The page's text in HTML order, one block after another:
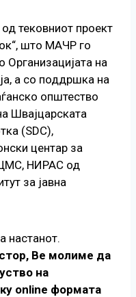
тековниот проект
што МАЧР го
Организацијата на
а со поддршка на
општество
Швајцарската
(SDC),
центар за
НИРАС од
за јавна
настанот.
Ве молиме да
на
online формата